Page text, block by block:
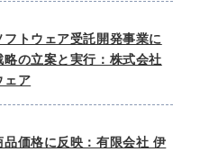
トウェア受託開発事業に
の立案と実行：株式会社
ェア
品価格に反映：有限会社 伊